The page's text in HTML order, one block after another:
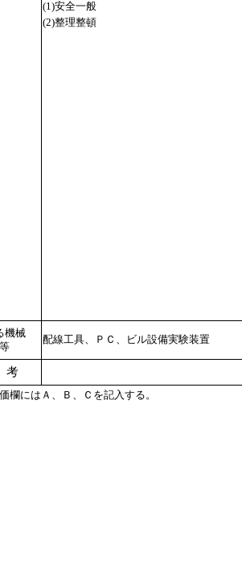
(1)安全一般
(2)整理整頓
機械
配線工具、ＰＣ、ビル設備実験装置
にはＡ、Ｂ、Ｃを記入する。